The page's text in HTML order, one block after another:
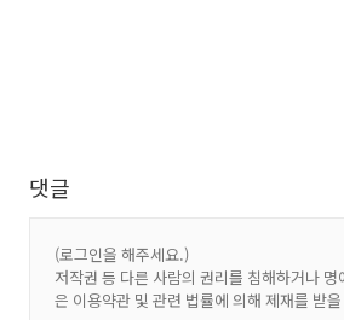
댓글